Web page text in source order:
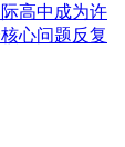
高中成为许
心问题反复